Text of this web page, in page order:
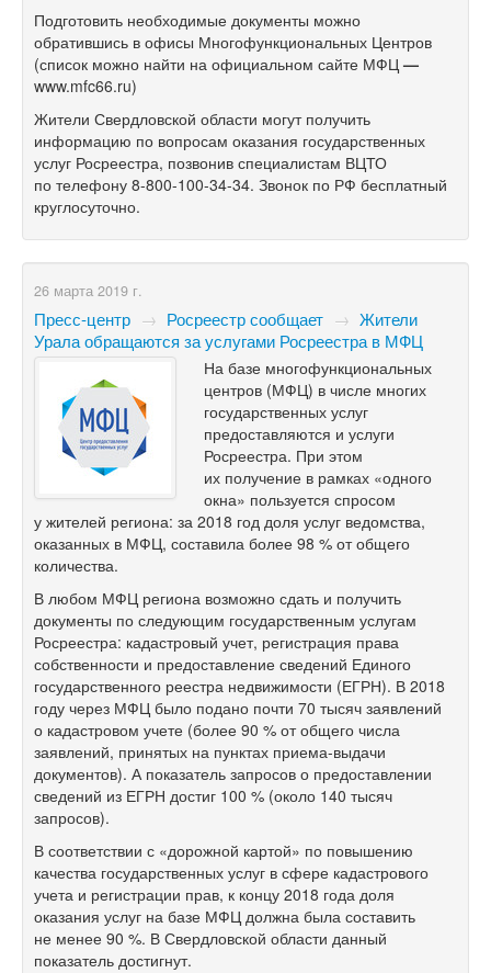
Подготовить необходимые документы можно
обратившись в офисы Многофункциональных Центров
(список можно найти на официальном сайте МФЦ —
www.mfc66.ru)
Жители Свердловской области могут получить
информацию по вопросам оказания государственных
услуг Росреестра, позвонив специалистам ВЦТО
по телефону 8-800-100-34-34. Звонок по РФ бесплатный
круглосуточно.
26 марта 2019 г.
Пресс-центр → Росреестр сообщает → Жители
Урала обращаются за услугами Росреестра в МФЦ
На базе многофункциональных
центров (МФЦ) в числе многих
государственных услуг
предоставляются и услуги
Росреестра. При этом
их получение в рамках «одного
окна» пользуется спросом
у жителей региона: за 2018 год доля услуг ведомства,
оказанных в МФЦ, составила более 98 % от общего
количества.
В любом МФЦ региона возможно сдать и получить
документы по следующим государственным услугам
Росреестра: кадастровый учет, регистрация права
собственности и предоставление сведений Единого
государственного реестра недвижимости (ЕГРН). В 2018
году через МФЦ было подано почти 70 тысяч заявлений
о кадастровом учете (более 90 % от общего числа
заявлений, принятых на пунктах приема-выдачи
документов). А показатель запросов о предоставлении
сведений из ЕГРН достиг 100 % (около 140 тысяч
запросов).
В соответствии с «дорожной картой» по повышению
качества государственных услуг в сфере кадастрового
учета и регистрации прав, к концу 2018 года доля
оказания услуг на базе МФЦ должна была составить
не менее 90 %. В Свердловской области данный
показатель достигнут.